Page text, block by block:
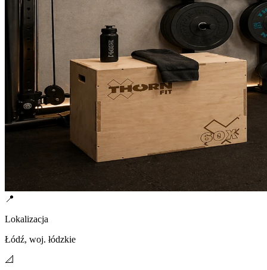
📍
Lokalizacja
Łódź, woj. łódzkie
📐